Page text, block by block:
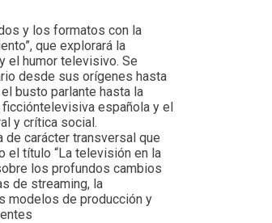
y los formatos con la
que explorará la
el humor televisivo. Se
desde sus orígenes hasta
busto parlante hasta la
española y el
y crítica social.
de carácter transversal que
el título “La televisión en la
los profundos cambios
de streaming, la
modelos de producción y